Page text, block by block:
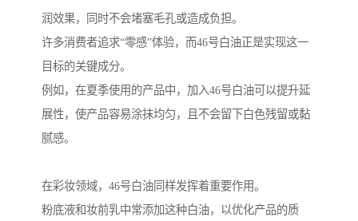
润效果，同时不会堵塞毛孔或造成负担。
许多消费者追求“零感”体验，而46号白油正是实现这一
目标的关键成分。
例如，在夏季使用的产品中，加入46号白油可以提升延
展性，使产品容易涂抹均匀，且不会留下白色残留或黏
腻感。
在彩妆领域，46号白油同样发挥着重要作用。
粉底液和妆前乳中常添加这种白油，以优化产品的质